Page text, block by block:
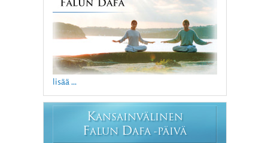
lisää ...
KANSAINVÄLINEN
FALUN DAFA -PÄIVÄ